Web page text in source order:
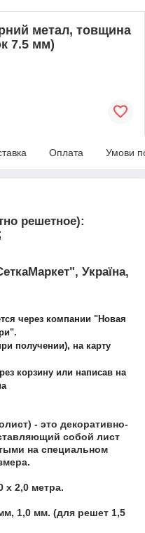
метал, товщина
7.5 мм)
Оплата Умови
решетное):
Україна,
через компании "Новая
получении), на карту
корзину или написав на
- это декоративно-
собой лист
на специальном
х 2,0 метра.
1,0 мм. (для решет 1,5